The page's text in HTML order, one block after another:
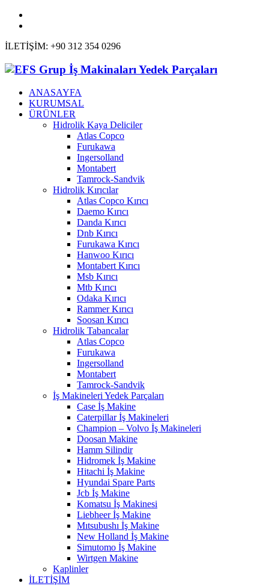
İLETİŞİM: +90 312 354 0296
ANASAYFA
KURUMSAL
ÜRÜNLER
Hidrolik Kaya Deliciler
Atlas Copco
Furukawa
Ingersolland
Montabert
Tamrock-Sandvik
Hidrolik Kırıcılar
Atlas Copco Kırıcı
Daemo Kırıcı
Danda Kırıcı
Dnb Kırıcı
Furukawa Kırıcı
Hanwoo Kırıcı
Montabert Kırıcı
Msb Kırıcı
Mtb Kırıcı
Odaka Kırıcı
Rammer Kırıcı
Soosan Kırıcı
Hidrolik Tabancalar
Atlas Copco
Furukawa
Ingersolland
Montabert
Tamrock-Sandvik
İş Makineleri Yedek Parçaları
Case İş Makine
Caterpillar İş Makineleri
Champion – Volvo İş Makineleri
Doosan Makine
Hamm Silindir
Hidromek İş Makine
Hitachi İş Makine
Hyundai Spare Parts
Jcb İş Makine
Komatsu İş Makinesi
Liebheer İş Makine
Mıtsubushı İş Makine
New Holland İş Makine
Simutomo İş Makine
Wirtgen Makine
Kaplinler
İLETİŞİM